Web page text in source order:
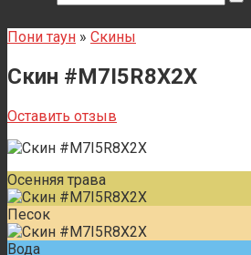
Пони таун » Скины
Скин #M7I5R8X2X
Оставить отзыв
Осенняя трава
Песок
Вода